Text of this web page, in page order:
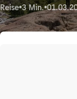
Reise•3 Min.•